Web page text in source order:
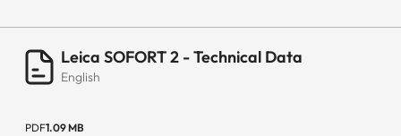
Leica SOFORT 2 - Technical Data
English
PDF1.09 MB